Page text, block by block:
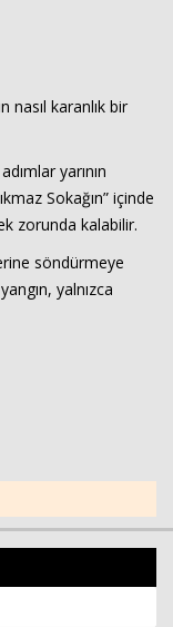
nasıl karanlık bir
yarının
Sokağın” içinde
zorunda kalabilir.
söndürmeye
yalnızca